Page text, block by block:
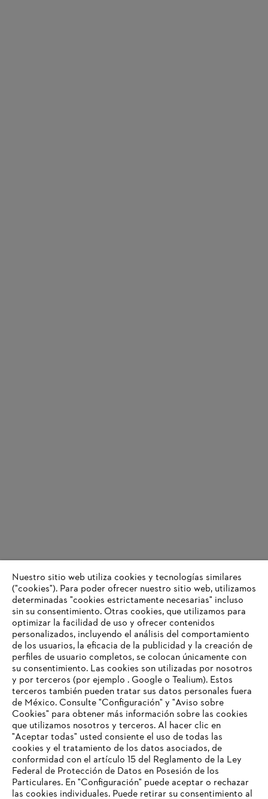
Nuestro sitio web utiliza cookies y tecnologías similares
("cookies"). Para poder ofrecer nuestro sitio web, utilizamos
determinadas "cookies estrictamente necesarias" incluso
sin su consentimiento. Otras cookies, que utilizamos para
optimizar la facilidad de uso y ofrecer contenidos
personalizados, incluyendo el análisis del comportamiento
de los usuarios, la eficacia de la publicidad y la creación de
perfiles de usuario completos, se colocan únicamente con
su consentimiento. Las cookies son utilizadas por nosotros
y por terceros (por ejemplo . Google o Tealium). Estos
terceros también pueden tratar sus datos personales fuera
de México. Consulte "Configuración" y "Aviso sobre
Cookies" para obtener más información sobre las cookies
que utilizamos nosotros y terceros. Al hacer clic en
"Aceptar todas" usted consiente el uso de todas las
cookies y el tratamiento de los datos asociados, de
conformidad con el artículo 15 del Reglamento de la Ley
Federal de Protección de Datos en Posesión de los
Particulares. En "Configuración" puede aceptar o rechazar
las cookies individuales. Puede retirar su consentimiento al